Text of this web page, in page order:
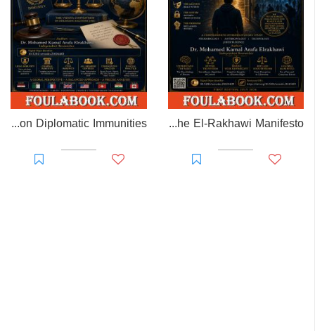
Prisoner of Perception: The El-Rakhawi Manifesto
EL-RAKHAWI MONOGRAPH on Diplomatic Immunities